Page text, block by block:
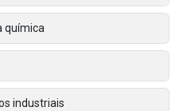
química
industriais